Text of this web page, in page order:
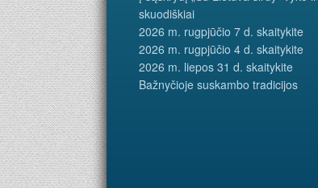
skuodiškiai
2026 m. rugpjūčio 7 d. skaitykite
2026 m. rugpjūčio 4 d. skaitykite
2026 m. liepos 31 d. skaitykite
Bažnyčioje suskambo tradicijos